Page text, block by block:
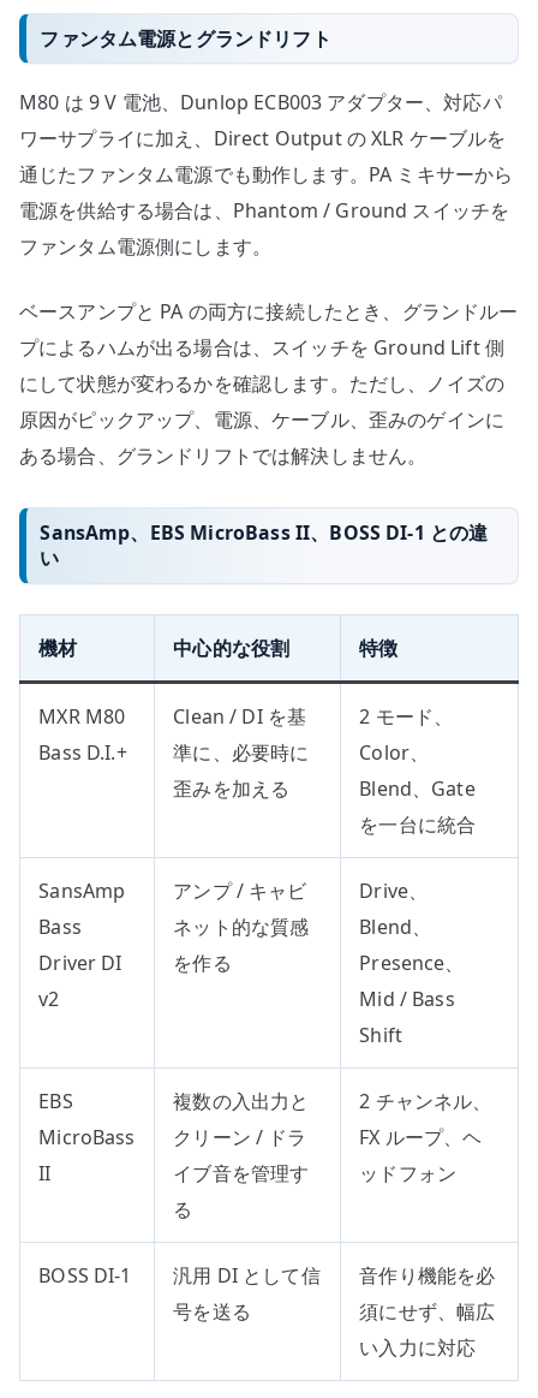
ファンタム電源とグランドリフト
M80 は 9 V 電池、Dunlop ECB003 アダプター、対応パ
ワーサプライに加え、Direct Output の XLR ケーブルを
通じたファンタム電源でも動作します。PA ミキサーから
電源を供給する場合は、Phantom / Ground スイッチを
ファンタム電源側にします。
ベースアンプと PA の両方に接続したとき、グランドルー
プによるハムが出る場合は、スイッチを Ground Lift 側
にして状態が変わるかを確認します。ただし、ノイズの
原因がピックアップ、電源、ケーブル、歪みのゲインに
ある場合、グランドリフトでは解決しません。
SansAmp、EBS MicroBass II、BOSS DI-1 との違
い
機材 中心的な役割 特徴
MXR M80
Bass D.I.+
Clean / DI を基
準に、必要時に
歪みを加える
2 モード、
Color、
Blend、Gate
を一台に統合
SansAmp
Bass
Driver DI
v2
アンプ / キャビ
ネット的な質感
を作る
Drive、
Blend、
Presence、
Mid / Bass
Shift
EBS
MicroBass
II
複数の入出力と
クリーン / ドラ
イブ音を管理す
る
2 チャンネル、
FX ループ、ヘ
ッドフォン
BOSS DI-1
汎用 DI として信
号を送る
音作り機能を必
須にせず、幅広
い入力に対応